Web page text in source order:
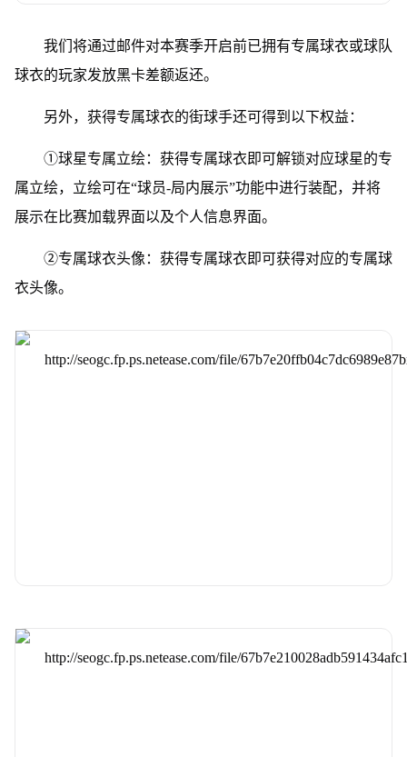
我们将通过邮件对本赛季开启前已拥有专属球衣或球队
球衣的玩家发放黑卡差额返还。
另外，获得专属球衣的街球手还可得到以下权益：
①球星专属立绘：获得专属球衣即可解锁对应球星的专
属立绘，立绘可在“球员-局内展示”功能中进行装配，并将
展示在比赛加载界面以及个人信息界面。
②专属球衣头像：获得专属球衣即可获得对应的专属球
衣头像。